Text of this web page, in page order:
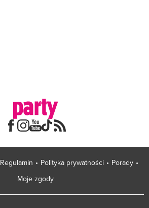
Regulamin Polityka prywatności
Porady
Moje zgody